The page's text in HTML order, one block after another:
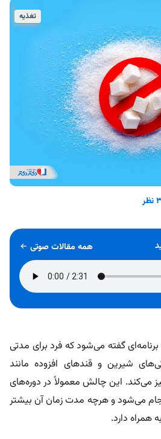
تغذیه
3نظر
همه مقالات صوتی
گفته می‌شود که فرد برای مدتی
شیرین و قندهای افزوده مانند
می‌کند. این چالش معمولاً در دوره‌های
روزه یا ۳۰ روزه انجام می‌شود و هرچه مدت زمان آن بیشتر
همراه دارد.